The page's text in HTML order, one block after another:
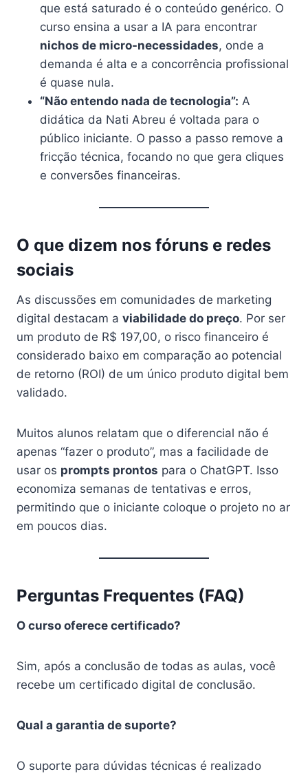
que está saturado é o conteúdo genérico. O
curso ensina a usar a IA para encontrar
nichos de micro-necessidades, onde a
demanda é alta e a concorrência profissional
é quase nula.
“Não entendo nada de tecnologia”: A
didática da Nati Abreu é voltada para o
público iniciante. O passo a passo remove a
fricção técnica, focando no que gera cliques
e conversões financeiras.
O que dizem nos fóruns e redes
sociais
As discussões em comunidades de marketing
digital destacam a viabilidade do preço. Por ser
um produto de R$ 197,00, o risco financeiro é
considerado baixo em comparação ao potencial
de retorno (ROI) de um único produto digital bem
validado.
Muitos alunos relatam que o diferencial não é
apenas “fazer o produto”, mas a facilidade de
usar os prompts prontos para o ChatGPT. Isso
economiza semanas de tentativas e erros,
permitindo que o iniciante coloque o projeto no ar
em poucos dias.
Perguntas Frequentes (FAQ)
O curso oferece certificado?
Sim, após a conclusão de todas as aulas, você
recebe um certificado digital de conclusão.
Qual a garantia de suporte?
O suporte para dúvidas técnicas é realizado